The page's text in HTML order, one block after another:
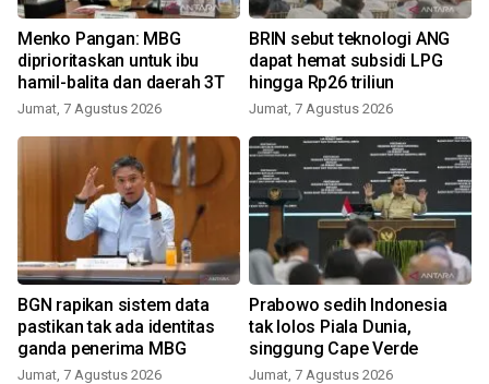
Menko Pangan: MBG
diprioritaskan untuk ibu
hamil-balita dan daerah 3T
Jumat, 7 Agustus 2026
BRIN sebut teknologi ANG
dapat hemat subsidi LPG
hingga Rp26 triliun
Jumat, 7 Agustus 2026
BGN rapikan sistem data
pastikan tak ada identitas
ganda penerima MBG
Jumat, 7 Agustus 2026
Prabowo sedih Indonesia
tak lolos Piala Dunia,
singgung Cape Verde
Jumat, 7 Agustus 2026